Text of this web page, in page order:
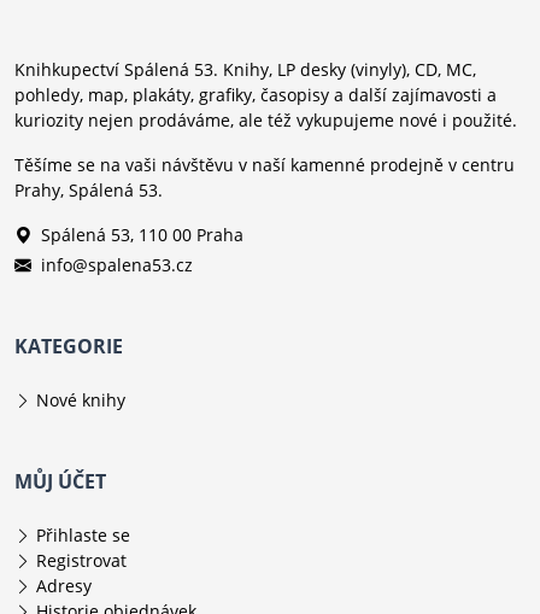
Knihkupectví Spálená 53. Knihy, LP desky (vinyly), CD, MC,
pohledy, map, plakáty, grafiky, časopisy a další zajímavosti a
kuriozity nejen prodáváme, ale též vykupujeme nové i použité.
Těšíme se na vaši návštěvu v naší kamenné prodejně v centru
Prahy, Spálená 53.
Spálená 53, 110 00 Praha
info@spalena53.cz
KATEGORIE
Nové knihy
MŮJ ÚČET
Přihlaste se
Registrovat
Adresy